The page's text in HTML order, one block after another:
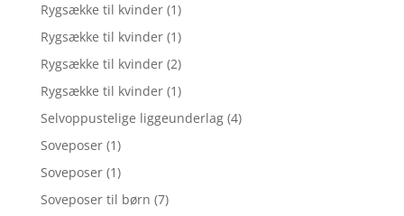
Rygsække til kvinder (1)
Rygsække til kvinder (1)
Rygsække til kvinder (2)
Rygsække til kvinder (1)
Selvoppustelige liggeunderlag (4)
Soveposer (1)
Soveposer (1)
Soveposer til børn (7)